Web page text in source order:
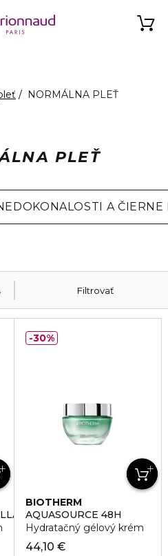
NORMÁLNA PLEŤ
PLEŤ
A ČIERNE
Filtrovať
AND WOODMALLOW
BIOTHERM
AQUASOURCE 48H
Hydratačný gélový krém
44,10 €
30%